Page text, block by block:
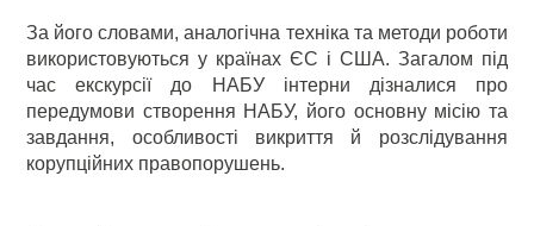
За його словами, аналогічна техніка та методи роботи
використовуються у країнах ЄС і США. Загалом під
час екскурсії до НАБУ інтерни дізналися про
передумови створення НАБУ, його основну місію та
завдання, особливості викриття й розслідування
корупційних правопорушень.